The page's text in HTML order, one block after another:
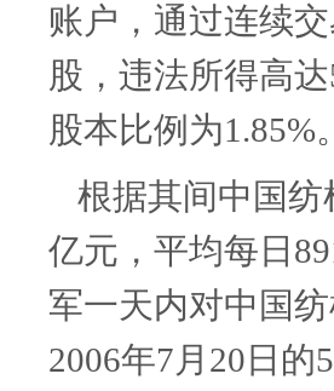
账户，通过连续
股，违法所得高达
股本比例为1.85%。
根据其间中国纺
亿元，平均每日
军一天内对中国
2006年7 月 20 日的